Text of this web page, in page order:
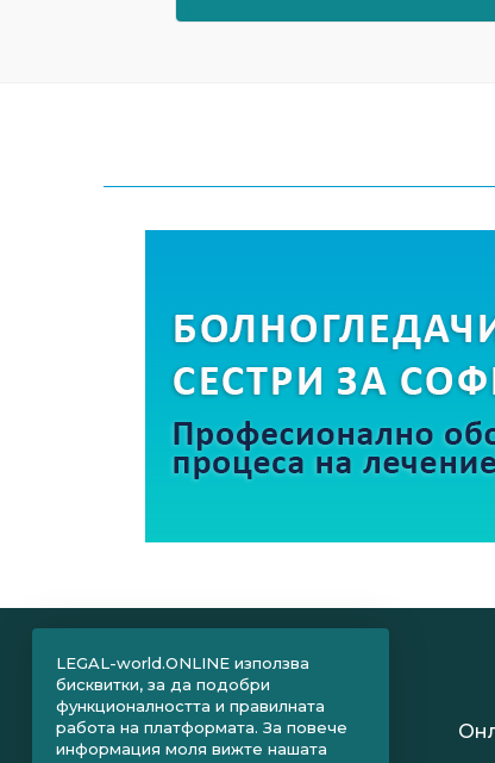
LEGAL-world.ONLINE използва
бисквитки, за да подобри
функционалността и правилната
работа на платформата. За повече
информация моля вижте нашата